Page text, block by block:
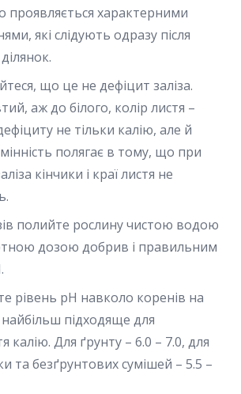
проявляється характерними
які слідують одразу після
що це не дефіцит заліза.
аж до білого, колір листя –
не тільки калію, але й
полягає в тому, що при
кінчики і краї листя не
полийте рослину чистою водою
дозою добрив і правильним
рівень pH навколо коренів на
підходяще для
калію. Для ґрунту – 6.0 – 7.0, для
та безґрунтових сумішей – 5.5 –